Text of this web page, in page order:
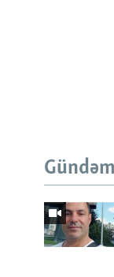
Gündəm